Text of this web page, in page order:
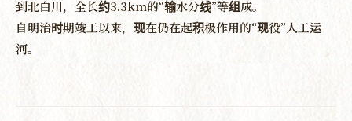
到北白川，全长约3.3km的“输水分线”等组成。
自明治时期竣工以来，现在仍在起积极作用的“现役”人工运
河。